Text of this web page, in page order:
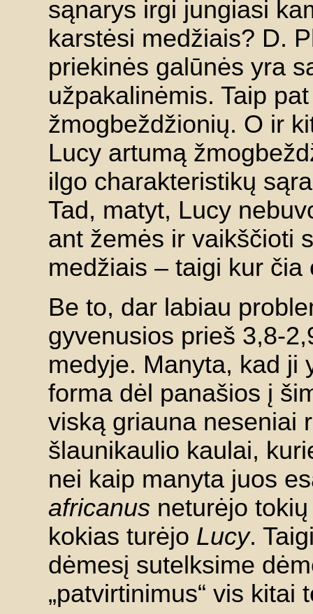
sąnarys irgi jungiasi
karstėsi medžiais? D.
priekinės galūnės yra
užpakalinėmis. Taip
žmogbeždžionių. O ir
Lucy artumą
ilgo charakteristikų
Tad, matyt, Lucy
ant žemės ir vaikščioti
medžiais – taigi kur čia
Be to, dar labiau
gyvenusios prieš 3,8-
medyje. Manyta, kad ji
forma dėl panašios į
viską griauna neseniai
šlaunikaulio kaulai,
nei kaip manyta juos
africanus neturėjo
kokias turėjo Lucy.
dėmesį sutelksime
„patvirtinimus“ vis kitai